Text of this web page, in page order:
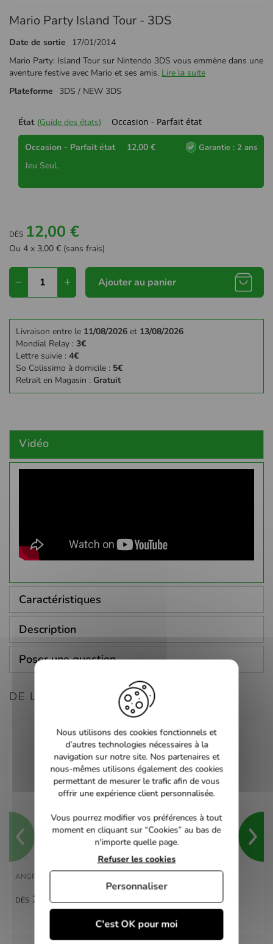
au
de
la
Galerie
Mario Party Island Tour - 3DS
Date de sortie
17/01/2014
Mario Party: Island Tour sur Nintendo 3DS vous emmène dans une
aventure festive avec Mario et ses amis. Lire la suite
Plateforme
3DS / NEW 3DS
État (Guide des états) Occasion - Parfait état
Occasion - Parfait état 12,00 € Garantie : 2 ans
Jeu Seul.
DÈS 12,00 €
Ou 4 x 3,00 € (sans frais)
Ajouter au panier
Livraison entre le 11/08/2026 et 13/08/2026
Mondial Relay : 3€
Lettre suivie : 4€
So Colissimo à domicile : 5€
Retrait en Magasin : Gratuit
Vidéo
Caractéristiques
Description
Poser une question
DE LA MÊME CONSOLE
ANGRY BIRDS STAR WARS - 3DS
DÈS 10,00 €
Nous utilisons des cookies fonctionnels et
d’autres technologies nécessaires à la
navigation sur notre site. Nos partenaires et
nous-mêmes utilisons également des cookies
permettant de mesurer le trafic afin de vous
offrir une expérience client personnalisée.
Vous pourrez modifier vos préférences à tout
moment en cliquant sur “Cookies” au bas de
n'importe quelle page.
C'est OK pour moi
Refuser les cookies
Personnaliser